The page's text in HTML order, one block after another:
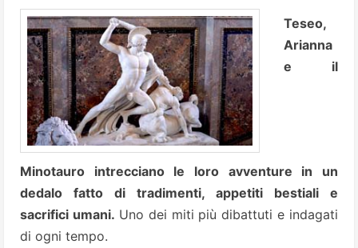
Teseo,
Arianna
e il
Minotauro intrecciano le loro avventure in un
dedalo fatto di tradimenti, appetiti bestiali e
sacrifici umani. Uno dei miti più dibattuti e indagati
di ogni tempo.